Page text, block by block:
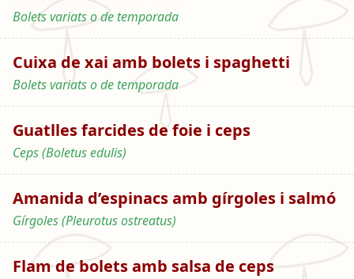
Bolets variats o de temporada
Cuixa de xai amb bolets i spaghetti
Bolets variats o de temporada
Guatlles farcides de foie i ceps
Ceps (Boletus edulis)
Amanida d’espinacs amb gírgoles i salmó
Gírgoles (Pleurotus ostreatus)
Flam de bolets amb salsa de ceps